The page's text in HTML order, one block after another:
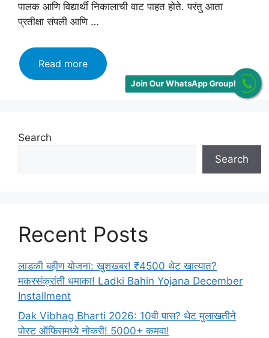
पालक आणि विद्यार्थी निकालाची वाट पाहत होते. परंतु आता
प्रतीक्षा संपली आणि …
Read more12th
result
announced:
Search
Search
Recent Posts
लाडकी बहीण योजना: खुशखबर! ₹4500 थेट खात्यात?
मकरसंक्रांती धमाका! Ladki Bahin Yojana December
Installment
Dak Vibhag Bharti 2026: 10वी पास? थेट मुलाखतीने
पोस्ट ऑफिसमध्ये नोकरी! 5000+ कमवा!
Join Our WhatsApp Group!